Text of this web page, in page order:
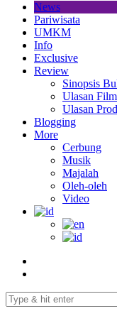
News
Pariwisata
UMKM
Info
Exclusive
Review
Sinopsis
Ulasan Film
Ulasan
Blogging
More
Cerbung
Musik
Majalah
Oleh-oleh
Video